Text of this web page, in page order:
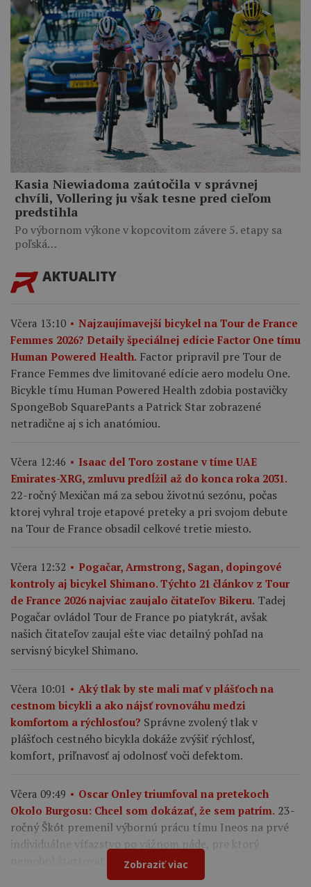
Kasia Niewiadoma zaútočila v správnej
chvíli, Vollering ju však tesne pred cieľom
predstihla
Po výbornom výkone v kopcovitom závere 5. etapy sa
poľská…
AKTUALITY
Včera 13:10
Najzaujímavejší bicykel na Tour de France
Femmes 2026? Detaily špeciálnej edície Factor One tímu
Human Powered Health. Factor pripravil pre Tour de
France Femmes dve limitované edície aero modelu One.
Bicykle tímu Human Powered Health zdobia postavičky
SpongeBob SquarePants a Patrick Star zobrazené
netradične aj s ich anatómiou.
Včera 12:46
Isaac del Toro zostane v tíme UAE
Emirates-XRG, zmluvu predĺžil až do konca roka 2031.
22-ročný Mexičan má za sebou životnú sezónu, počas
ktorej vyhral troje etapové preteky a pri svojom debute
na Tour de France obsadil celkové tretie miesto.
Včera 12:32
Pogačar, Armstrong, Sagan, dopingové
kontroly aj bicykel Shimano. Týchto 21 článkov z Tour
de France 2026 najviac zaujalo čitateľov Bikeru. Tadej
Pogačar ovládol Tour de France po piatykrát, avšak
našich čitateľov zaujal ešte viac detailný pohľad na
servisný bicykel Shimano.
Včera 10:01
Aký tlak by ste mali mať v plášťoch na
cestnom bicykli a ako nájsť rovnováhu medzi
komfortom a rýchlosťou? Správne zvolený tlak v
plášťoch cestného bicykla dokáže zvýšiť rýchlosť,
komfort, priľnavosť aj odolnosť voči defektom.
Včera 09:49
Oscar Onley triumfoval na pretekoch
Okolo Burgosu: Chcel som dokázať, že sem patrím. 23-
ročný Škót premenil výbornú prácu tímu Ineos na prvé
individuálne víťazstvo po vážnom páde, pre ktorý
nemohol štartovať na Tour de France.
Zobraziť viac